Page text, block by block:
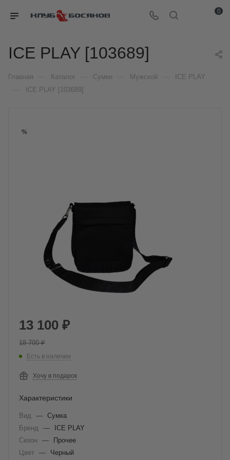
0
ICE PLAY [103689]
Главная Каталог Сумки Мужской ICE PLAY
ICE PLAY [103689]
%
13 100 ₽
18 700₽
Есть в наличии
Хочу в подарок
Характеристики
Вид — Сумка
Бренд
—
ICE PLAY
Сезон
—
Прочее
Цвет —
Черный